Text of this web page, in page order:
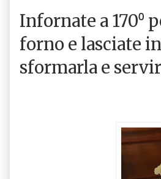
Infornate a 170⁰
forno e lasciate
sformarla e